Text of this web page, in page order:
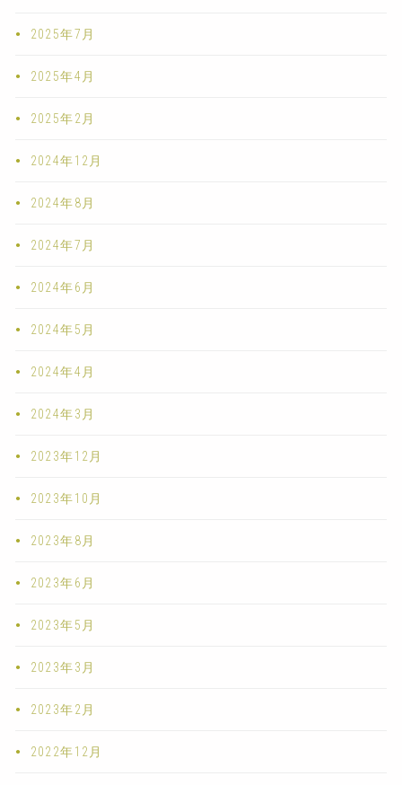
2025年7月
2025年4月
2025年2月
2024年12月
2024年8月
2024年7月
2024年6月
2024年5月
2024年4月
2024年3月
2023年12月
2023年10月
2023年8月
2023年6月
2023年5月
2023年3月
2023年2月
2022年12月